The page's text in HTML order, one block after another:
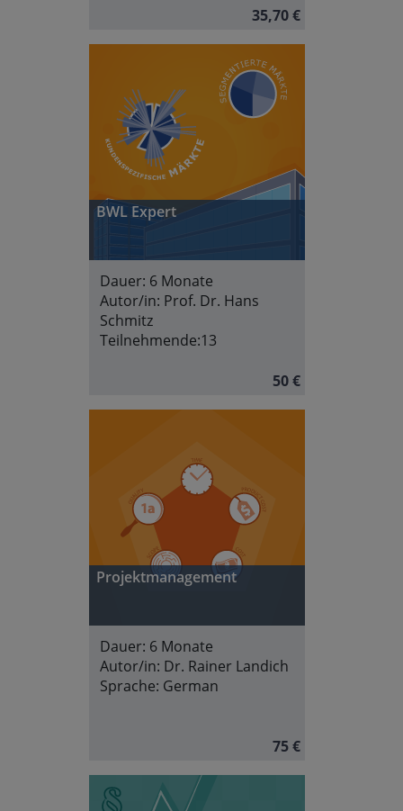
35,70 €
BWL Expert
Dauer: 6 Monate
Autor/in: Prof. Dr. Hans
Schmitz
Teilnehmende:13
50 €
Projektmanagement
Dauer: 6 Monate
Autor/in: Dr. Rainer Landich
Sprache: German
75 €